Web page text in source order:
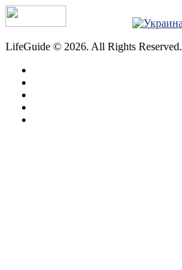
LifeGuide © 2026. All Rights Reserved.